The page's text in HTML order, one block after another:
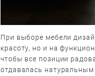
При выборе мебели
красоту, но и на
чтобы все позиции
отдавалась